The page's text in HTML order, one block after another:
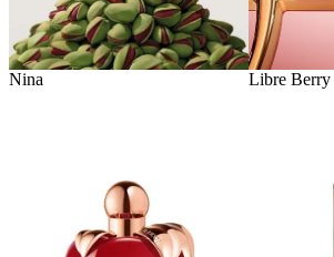
Nina Libre Berry